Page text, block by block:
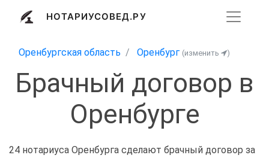
НОТАРИУСОВЕД.РУ
Оренбургская область Оренбург (изменить )
Брачный договор в
Оренбурге
24 нотариуса Оренбурга сделают брачный договор за